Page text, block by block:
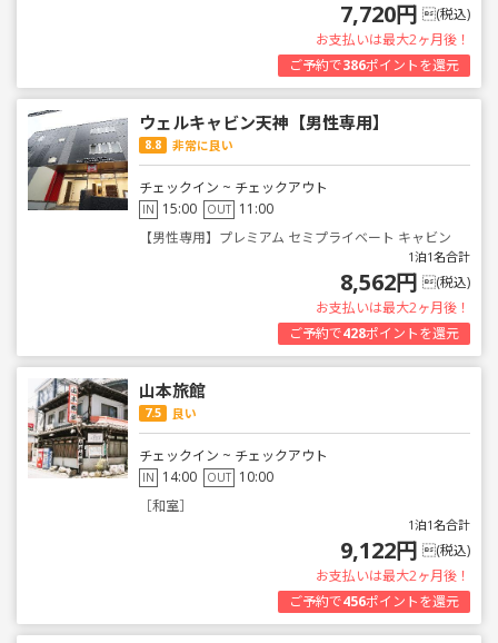
7,720円 (税込)
お支払いは最大2ヶ月後！
ご予約で386ポイントを還元
ウェルキャビン天神【男性専用】
8.8 非常に良い
チェックイン ~ チェックアウト
IN 15:00 OUT 11:00
【男性専用】プレミアム セミプライベート キャビン
1泊1名合計
8,562円 (税込)
お支払いは最大2ヶ月後！
ご予約で428ポイントを還元
山本旅館
7.5 良い
チェックイン ~ チェックアウト
IN 14:00 OUT 10:00
［和室］
1泊1名合計
9,122円 (税込)
お支払いは最大2ヶ月後！
ご予約で456ポイントを還元